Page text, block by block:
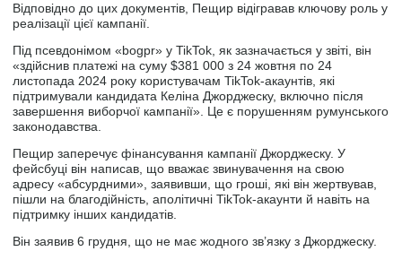
Відповідно до цих документів, Пещир відігравав ключову роль у
реалізації цієї кампанії.
Під псевдонімом «bogpr» у TikTok, як зазначається у звіті, він
«здійснив платежі на суму $381 000 з 24 жовтня по 24
листопада 2024 року користувачам TikTok-акаунтів, які
підтримували кандидата Келіна Джорджеску, включно після
завершення виборчої кампанії». Це є порушенням румунського
законодавства.
Пещир заперечує фінансування кампанії Джорджеску. У
фейсбуці він написав, що вважає звинувачення на свою
адресу «абсурдними», заявивши, що гроші, які він жертвував,
пішли на благодійність, аполітичні TikTok-акаунти й навіть на
підтримку інших кандидатів.
Він заявив 6 грудня, що не має жодного зв’язку з Джорджеску.